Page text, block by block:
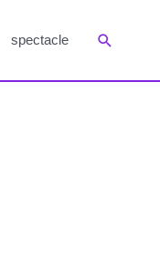
spectacle Suchen